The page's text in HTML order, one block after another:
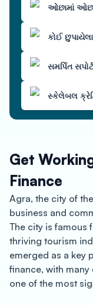
ઓછામાં
કોઈ
સમર્પિત
સ્કેલેબલ
Get
Finance
Agra, the city of
business and
The city is famous
thriving tourism
emerged as a key
finance, with
one of the most